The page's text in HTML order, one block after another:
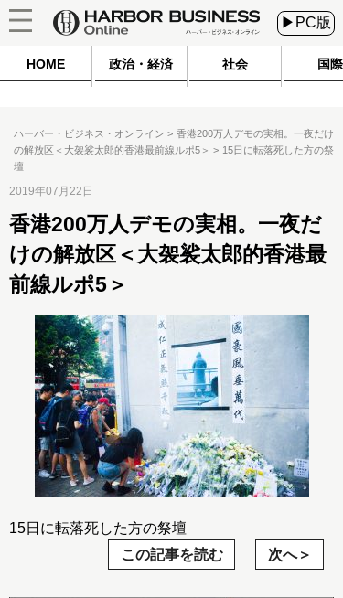
▶PC版
HOME 政治・経済 社会 国際
ハーバー・ビジネス・オンライン
香港200万人デモの実相。一夜だけ
の解放区＜大袈裟太郎的香港最前線ルポ5＞
15日に転落死した方の祭
壇
2019年07月22日
香港200万人デモの実相。一夜だ
けの解放区＜大袈裟太郎的香港最
前線ルポ5＞
15日に転落死した方の祭壇
この記事を読む
次へ